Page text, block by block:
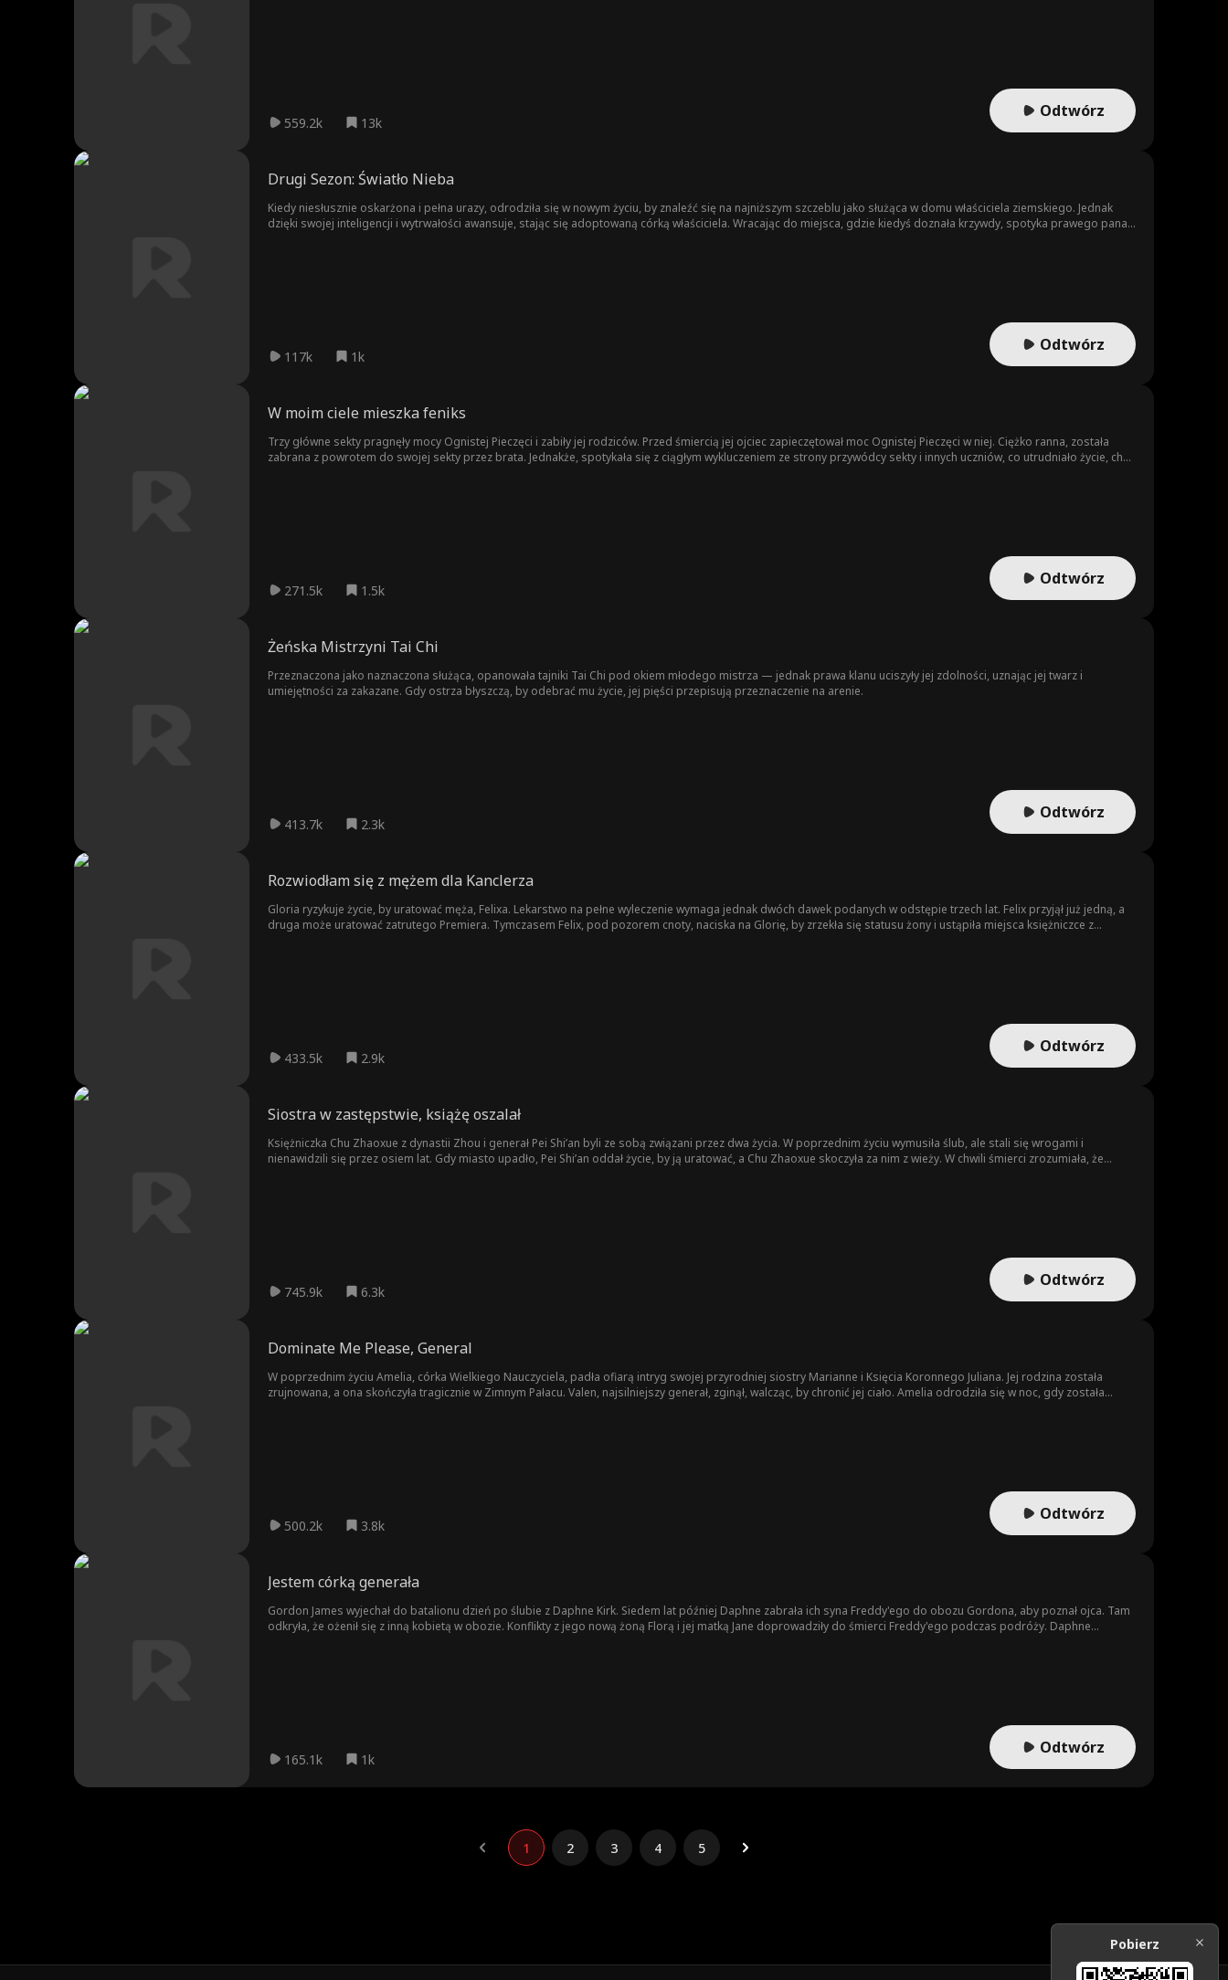
559.2k 13k
Odtwórz
Drugi Sezon: Światło Nieba
Kiedy niesłusznie oskarżona i pełna urazy, odrodziła się w nowym życiu, by znaleźć się na najniższym szczeblu jako służąca w domu właściciela ziemskiego. Jednak
dzięki swojej inteligencji i wytrwałości awansuje, stając się adoptowaną córką właściciela. Wracając do miejsca, gdzie kiedyś doznała krzywdy, spotyka prawego pana
117k 1k
Odtwórz
W moim ciele mieszka feniks
Trzy główne sekty pragnęły mocy Ognistej Pieczęci i zabiły jej rodziców. Przed śmiercią jej ojciec zapieczętował moc Ognistej Pieczęci w niej. Ciężko ranna, została
zabrana z powrotem do swojej sekty przez brata. Jednakże, spotykała się z ciągłym wykluczeniem ze strony przywódcy sekty i innych uczniów, co utrudniało życie, choć
271.5k 1.5k
Odtwórz
Żeńska Mistrzyni Tai Chi
Przeznaczona jako naznaczona służąca, opanowała tajniki Tai Chi pod okiem młodego mistrza — jednak prawa klanu uciszyły jej zdolności, uznając jej twarz i
umiejętności za zakazane. Gdy ostrza błyszczą, by odebrać mu życie, jej pięści przepisują przeznaczenie na arenie.
413.7k 2.3k
Odtwórz
Rozwiodłam się z mężem dla Kanclerza
Gloria ryzykuje życie, by uratować męża, Felixa. Lekarstwo na pełne wyleczenie wymaga jednak dwóch dawek podanych w odstępie trzech lat. Felix przyjął już jedną, a
druga może uratować zatrutego Premiera. Tymczasem Felix, pod pozorem cnoty, naciska na Glorię, by zrzekła się statusu żony i ustąpiła miejsca księżniczce z
433.5k 2.9k
Odtwórz
Siostra w zastępstwie, książę oszalał
Księżniczka Chu Zhaoxue z dynastii Zhou i generał Pei Shi’an byli ze sobą związani przez dwa życia. W poprzednim życiu wymusiła ślub, ale stali się wrogami i
nienawidzili się przez osiem lat. Gdy miasto upadło, Pei Shi’an oddał życie, by ją uratować, a Chu Zhaoxue skoczyła za nim z wieży. W chwili śmierci zrozumiała, że
745.9k 6.3k
Odtwórz
Dominate Me Please, General
W poprzednim życiu Amelia, córka Wielkiego Nauczyciela, padła ofiarą intryg swojej przyrodniej siostry Marianne i Księcia Koronnego Juliana. Jej rodzina została
zrujnowana, a ona skończyła tragicznie w Zimnym Pałacu. Valen, najsilniejszy generał, zginął, walcząc, by chronić jej ciało. Amelia odrodziła się w noc, gdy została
500.2k 3.8k
Odtwórz
Jestem córką generała
Gordon James wyjechał do batalionu dzień po ślubie z Daphne Kirk. Siedem lat później Daphne zabrała ich syna Freddy'ego do obozu Gordona, aby poznał ojca. Tam
odkryła, że ożenił się z inną kobietą w obozie. Konflikty z jego nową żoną Florą i jej matką Jane doprowadziły do śmierci Freddy'ego podczas podróży. Daphne
165.1k 1k
Odtwórz
1 2 3 4 5
Pobierz